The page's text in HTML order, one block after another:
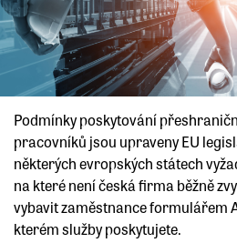
Podmínky poskytování
pracovníků jsou upraveny EU
některých evropských státech
na které není česká firma běžně
vybavit zaměstnance formulářem
kterém služby poskytujete.